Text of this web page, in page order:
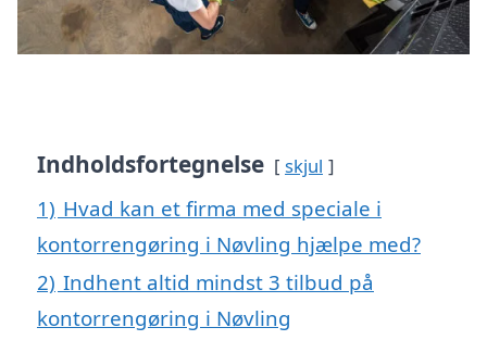
Indholdsfortegnelse skjul
1) Hvad kan et firma med speciale i
kontorrengøring i Nøvling hjælpe med?
2) Indhent altid mindst 3 tilbud på
kontorrengøring i Nøvling